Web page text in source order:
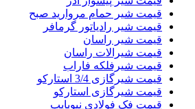
قیمت شیر حمام مروارید صبح
قیمت شیر رادیاتور گرمافر
قیمت شیر راسان
قیمت شیرالات راسان
قیمت شیرفلکه فاراب
قیمت شیرگازی 3/4 استارکو
قیمت شیرگازی استارکو
قیمت فک فولادی نیوپایپ